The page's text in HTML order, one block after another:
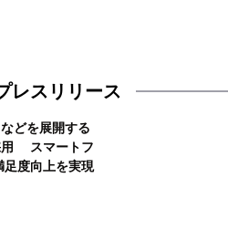
レスリリース
どを展開する
用 スマートフ
足度向上を実現